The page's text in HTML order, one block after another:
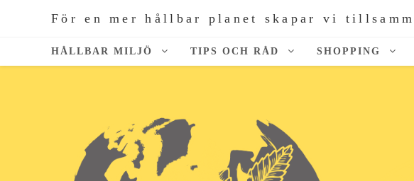
För en mer hållbar planet skapar vi
HÅLLBAR MILJÖ TIPS OCH RÅD SHOPPING